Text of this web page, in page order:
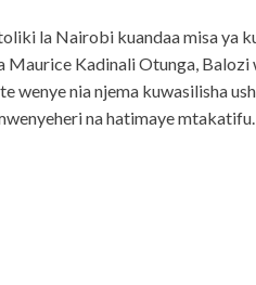
la Nairobi kuandaa misa ya
Kadinali Otunga, Balozi
nia njema kuwasilisha
na hatimaye mtakatifu.